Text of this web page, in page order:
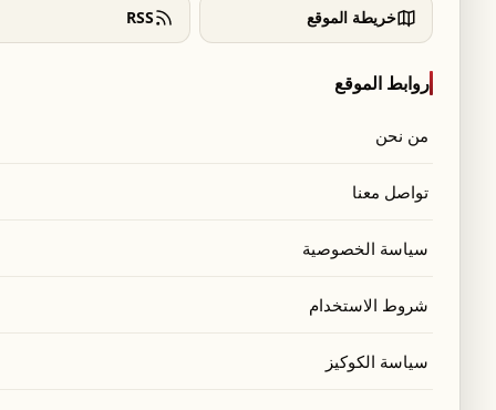
خريطة الموقع RSS
روابط الموقع
من نحن
تواصل معنا
سياسة الخصوصية
شروط الاستخدام
سياسة الكوكيز